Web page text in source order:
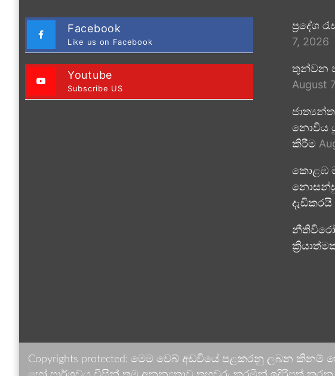
Facebook
Like us on Facebook
Youtube
Subscribe US
ප්‍රදේශ
7, 2026
තුන්වන
August
නොවිය
කිරීම
කොළඹ
දැඩිකරයි
Copyrights protected: මෙම වෙබ් අඩවියේ පළකරනු ලබන